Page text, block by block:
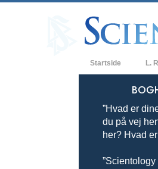
Startside L.
”Hvad er
du på vej
her? Hvad